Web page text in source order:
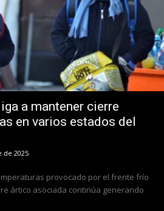
a mantener cierre
en varios estados del
de 2025
provocado por el frente frío
ártico asociada continúa generando